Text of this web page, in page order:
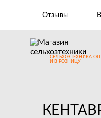
Отзывы
СЕЛЬХОЗТЕХНИКА
И В РОЗНИЦУ